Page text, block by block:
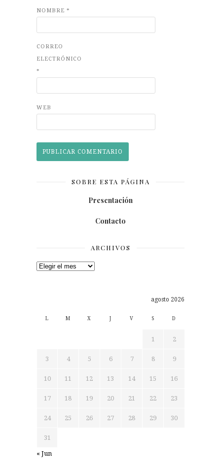
NOMBRE *
CORREO
ELECTRÓNICO
*
WEB
SOBRE ESTA PÁGINA
Presentación
Contacto
ARCHIVOS
Archivos
agosto 2026
L M X J V S D
1 2
3 4 5 6 7 8 9
10 11 12 13 14 15 16
17 18 19 20 21 22 23
24 25 26 27 28 29 30
31
« Jun